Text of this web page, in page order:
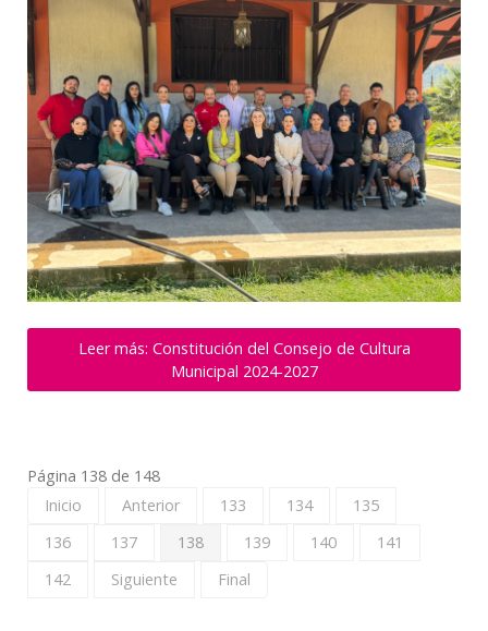
Leer más: Constitución del Consejo de Cultura
Municipal 2024-2027
Página 138 de 148
Inicio
Anterior 133 134
135
136
137 138 139 140
141
142
Siguiente Final